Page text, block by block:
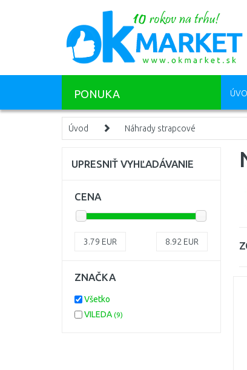
PONUKA
Úvod Náhrady strapcové
UPRESNIŤ VYHĽADÁVANIE
CENA
3.79 EUR 8.92 EUR
ZNAČKA
Všetko
VILEDA (9)